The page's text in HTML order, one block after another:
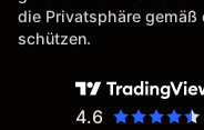
Eine
bei Naga ist wäre
die Privatsphäre gemäß
schützen.
4.6